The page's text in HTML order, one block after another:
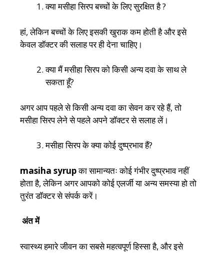
क्या मसीहा सिरप बच्चों के लिए सुरक्षित है ?
हां, लेकिन बच्चों के लिए इसकी खुराक कम होती है और इसे
केवल डॉक्टर की सलाह पर ही देना चाहिए।
क्या मैं मसीहा सिरप को किसी अन्य दवा के साथ ले
सकता हूँ?
अगर आप पहले से किसी अन्य दवा का सेवन कर रहे हैं, तो
मसीहा सिरप लेने से पहले अपने डॉक्टर से सलाह लें।
मसीहा सिरप के क्या कोई दुष्प्रभाव हैं?
masiha syrupका सामान्यतः कोई गंभीर दुष्प्रभाव नहीं
होता है, लेकिन अगर आपको कोई एलर्जी या अन्य समस्या हो तो
तुरंत डॉक्टर से संपर्क करें।
अंत में
स्वास्थ्य हमारे जीवन का सबसे महत्वपूर्ण हिस्सा है, और इसे